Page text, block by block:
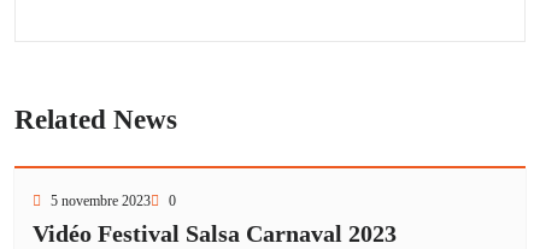
Related News
5 novembre 2023 0
Vidéo Festival Salsa Carnaval 2023